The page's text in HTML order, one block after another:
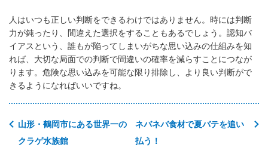
人はいつも正しい判断をできるわけではありません。時には判断
力が鈍ったり、間違えた選択をすることもあるでしょう。認知バ
イアスという、誰もが陥ってしまいがちな思い込みの仕組みを知
れば、大切な局面での判断で間違いの確率を減らすことにつなが
ります。危険な思い込みを可能な限り排除し、より良い判断がで
きるようになればいいですね。
ネバネバ食材で夏バテを追い
払う！
山形・鶴岡市にある世界一の
クラゲ水族館